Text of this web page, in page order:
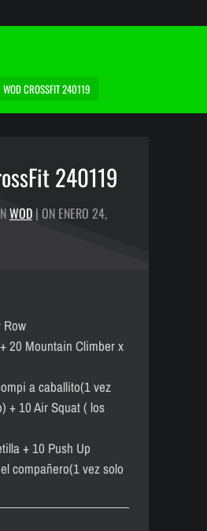
WOD CROSSFIT 240119
240119
WOD | ON ENERO 24,
Row
20 Mountain Climber x
a caballito(1 vez
+ 10 Air Squat ( los
+ 10 Push Up
compañero(1 vez solo